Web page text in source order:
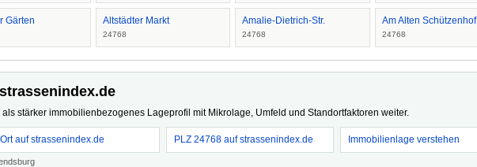
Gärten Altstädter Markt
24768
Amalie-Dietrich-Str.
24768
Am Alten Schützenhof
24768
stärker immobilienbezogenes Lageprofil mit Mikrolage, Umfeld und Standortfaktoren weiter.
Ort auf strassenindex.de PLZ 24768 auf strassenindex.de Immobilienlage verstehen